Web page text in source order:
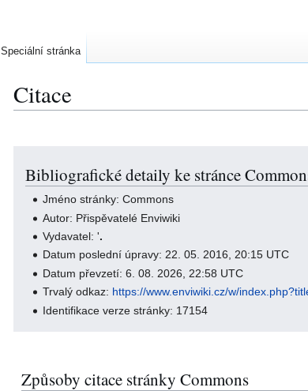
Citace
navigaci
vyhledávání
Bibliografické detaily ke stránce
Jméno stránky: Commons
Autor: Přispěvatelé Enviwiki
Vydavatel: '.
Datum poslední úpravy: 22. 05. 2016, 20:15 UTC
Datum převzetí: 6. 08. 2026, 22:58 UTC
Trvalý odkaz: https://www.enviwiki.cz/w/
Identifikace verze stránky: 17154
Způsoby citace stránky Commons
Speciální stránka